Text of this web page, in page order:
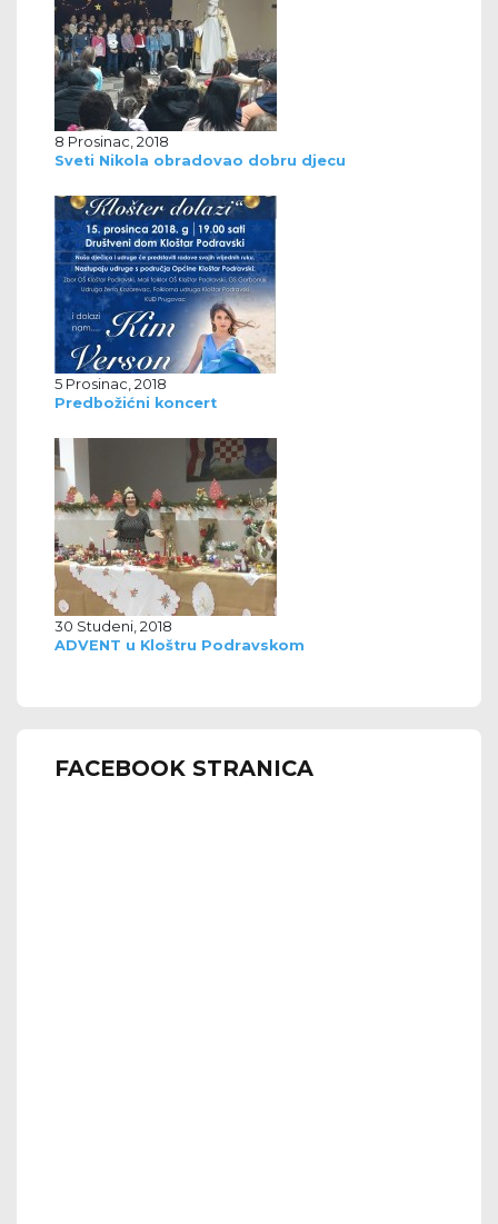
8 Prosinac, 2018
Sveti Nikola obradovao dobru djecu
5 Prosinac, 2018
Predbožićni koncert
30 Studeni, 2018
ADVENT u Kloštru Podravskom
FACEBOOK STRANICA